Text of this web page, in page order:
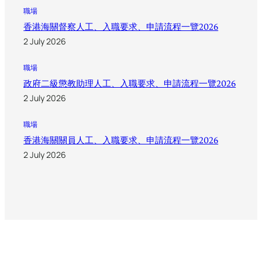
職場
香港海關督察人工、入職要求、申請流程一覽2026
2 July 2026
職場
政府二級懲教助理人工、入職要求、申請流程一覽2026
2 July 2026
職場
香港海關關員人工、入職要求、申請流程一覽2026
2 July 2026